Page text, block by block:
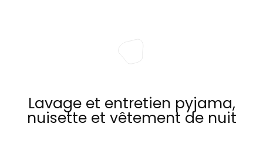
Lavage et entretien pyjama,
nuisette et vêtement de nuit